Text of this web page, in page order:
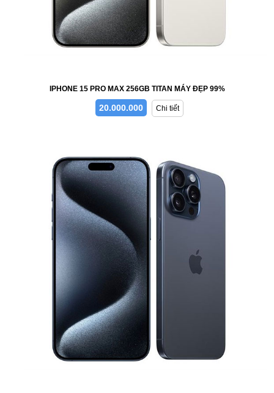
IPHONE 15 PRO MAX 256GB TITAN MÁY ĐẸP 99%
20.000.000 Chi tiết